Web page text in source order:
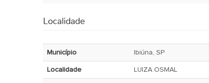
Localidade
Município Ibiúna, SP
Localidade LUIZA OSMAL